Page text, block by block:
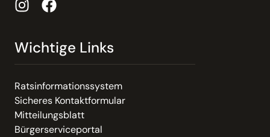
Wichtige Links
Ratsinformationssystem
Sicheres Kontaktformular
Mitteilungsblatt
Bürgerserviceportal